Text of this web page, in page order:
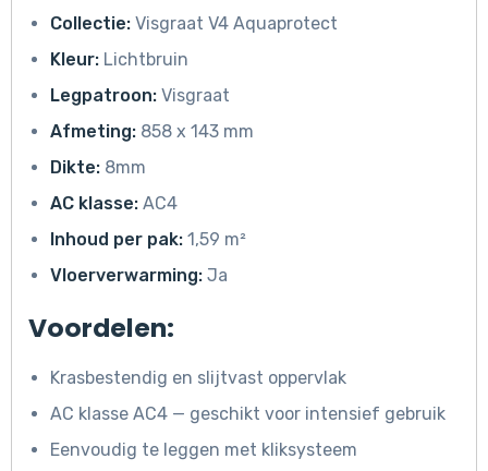
Collectie: Visgraat V4 Aquaprotect
Kleur: Lichtbruin
Legpatroon: Visgraat
Afmeting: 858 x 143 mm
Dikte: 8mm
AC klasse: AC4
Inhoud per pak: 1,59 m²
Vloerverwarming: Ja
Voordelen:
Krasbestendig en slijtvast oppervlak
AC klasse AC4 — geschikt voor intensief gebruik
Eenvoudig te leggen met kliksysteem